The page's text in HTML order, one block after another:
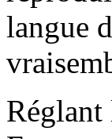
langue
Réglant